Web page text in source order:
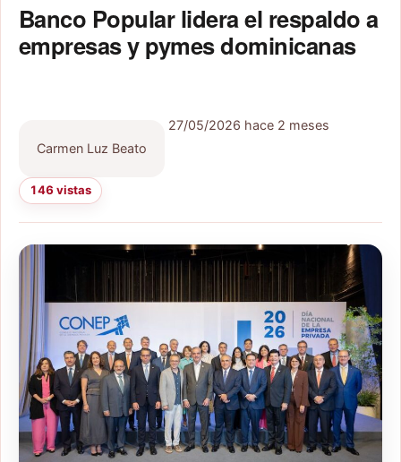
Banco Popular lidera el respaldo a
empresas y pymes dominicanas
Carmen Luz Beato
27/05/2026 hace 2 meses
146 vistas